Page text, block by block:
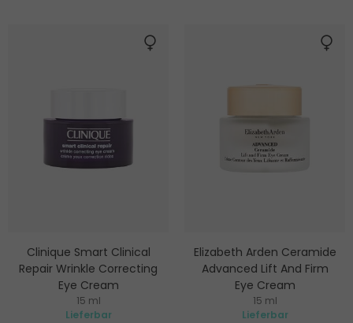
Clinique Smart Clinical
Repair Wrinkle Correcting
Eye Cream
Augencreme gegen Falten
15 ml
Lieferbar
Elizabeth Arden Ceramide
Advanced Lift And Firm
Eye Cream
Straffende Augencreme
15 ml
Lieferbar